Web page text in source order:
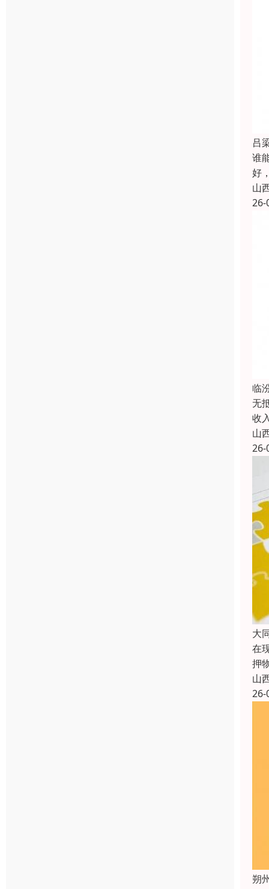
吕
谁
好
山
26-
临
无
收
山
26-
大
在
押
山
26-
朔